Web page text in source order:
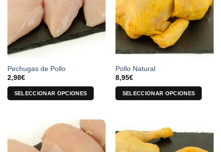
Pechugas de Pollo
2,98€
SELECCIONAR OPCIONES
variantes.
Pollo Natural
8,95€
SELECCIONAR OPCIONES
múltiples
variantes.